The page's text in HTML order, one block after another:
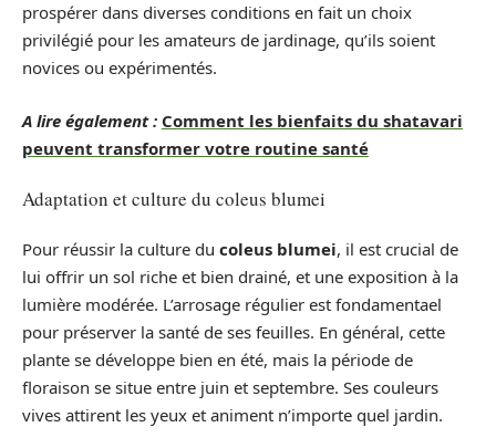
prospérer dans diverses conditions en fait un choix
privilégié pour les amateurs de jardinage, qu’ils soient
novices ou expérimentés.
A lire également : Comment les bienfaits du shatavari
peuvent transformer votre routine santé
Adaptation et culture du coleus blumei
Pour réussir la culture du coleus blumei, il est crucial de
lui offrir un sol riche et bien drainé, et une exposition à la
lumière modérée. L’arrosage régulier est fondamentael
pour préserver la santé de ses feuilles. En général, cette
plante se développe bien en été, mais la période de
floraison se situe entre juin et septembre. Ses couleurs
vives attirent les yeux et animent n’importe quel jardin.